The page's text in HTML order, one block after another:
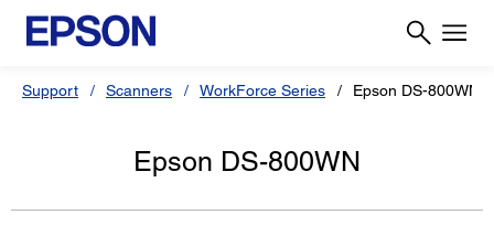
Support Scanners WorkForce Series Epson DS-800WN
Epson DS-800WN